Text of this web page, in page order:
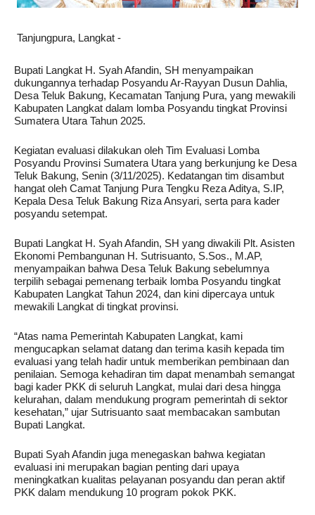
Tanjungpura, Langkat -
Bupati Langkat H. Syah Afandin, SH menyampaikan
dukungannya terhadap Posyandu Ar-Rayyan Dusun Dahlia,
Desa Teluk Bakung, Kecamatan Tanjung Pura, yang mewakili
Kabupaten Langkat dalam lomba Posyandu tingkat Provinsi
Sumatera Utara Tahun 2025.
Kegiatan evaluasi dilakukan oleh Tim Evaluasi Lomba
Posyandu Provinsi Sumatera Utara yang berkunjung ke Desa
Teluk Bakung, Senin (3/11/2025). Kedatangan tim disambut
hangat oleh Camat Tanjung Pura Tengku Reza Aditya, S.IP,
Kepala Desa Teluk Bakung Riza Ansyari, serta para kader
posyandu setempat.
Bupati Langkat H. Syah Afandin, SH yang diwakili Plt. Asisten
Ekonomi Pembangunan H. Sutrisuanto, S.Sos., M.AP,
menyampaikan bahwa Desa Teluk Bakung sebelumnya
terpilih sebagai pemenang terbaik lomba Posyandu tingkat
Kabupaten Langkat Tahun 2024, dan kini dipercaya untuk
mewakili Langkat di tingkat provinsi.
“Atas nama Pemerintah Kabupaten Langkat, kami
mengucapkan selamat datang dan terima kasih kepada tim
evaluasi yang telah hadir untuk memberikan pembinaan dan
penilaian. Semoga kehadiran tim dapat menambah semangat
bagi kader PKK di seluruh Langkat, mulai dari desa hingga
kelurahan, dalam mendukung program pemerintah di sektor
kesehatan,” ujar Sutrisuanto saat membacakan sambutan
Bupati Langkat.
Bupati Syah Afandin juga menegaskan bahwa kegiatan
evaluasi ini merupakan bagian penting dari upaya
meningkatkan kualitas pelayanan posyandu dan peran aktif
PKK dalam mendukung 10 program pokok PKK.